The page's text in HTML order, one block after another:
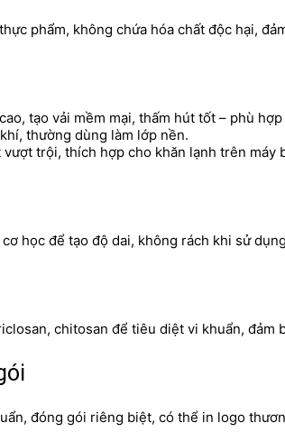
phẩm, không chứa hóa chất độc hại,
tạo vải mềm mại, thấm hút tốt – phù
thường dùng làm lớp nền.
vượt trội, thích hợp cho khăn lạnh trên máy
học để tạo độ dai, không rách khi sử
chitosan để tiêu diệt vi khuẩn, đảm
đóng gói riêng biệt, có thể in logo